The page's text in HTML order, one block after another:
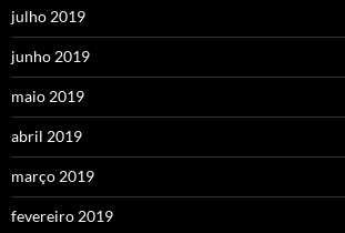
julho 2019
junho 2019
maio 2019
abril 2019
março 2019
fevereiro 2019